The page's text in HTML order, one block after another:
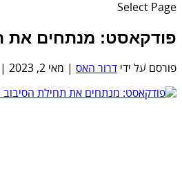
Select Page
פודקאסט: מנתחים את
פורסם על ידי דרור האס | מאי 2, 2023 |